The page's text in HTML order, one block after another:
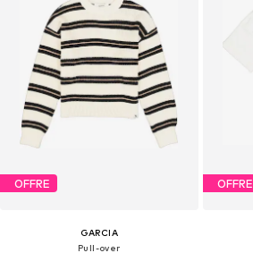
OFFRE
GARCIA
Pull-over
OFFRE